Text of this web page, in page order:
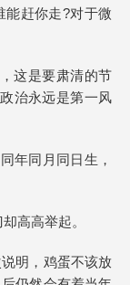
能赶你走?对于微
这是要肃清的节
治永远是第一风
年同月同日生，
高高举起。
明，鸡蛋不该放